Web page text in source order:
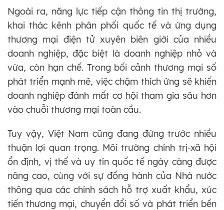
Ngoài ra, năng lực tiếp cận thông tin thị trường,
khai thác kênh phân phối quốc tế và ứng dụng
thương mại điện tử xuyên biên giới của nhiều
doanh nghiệp, đặc biệt là doanh nghiệp nhỏ và
vừa, còn hạn chế. Trong bối cảnh thương mại số
phát triển mạnh mẽ, việc chậm thích ứng sẽ khiến
doanh nghiệp đánh mất cơ hội tham gia sâu hơn
vào chuỗi thương mại toàn cầu.
Tuy vậy, Việt Nam cũng đang đứng trước nhiều
thuận lợi quan trọng. Môi trường chính trị-xã hội
ổn định, vị thế và uy tín quốc tế ngày càng được
nâng cao, cùng với sự đồng hành của Nhà nước
thông qua các chính sách hỗ trợ xuất khẩu, xúc
tiến thương mại, chuyển đổi số và phát triển bền